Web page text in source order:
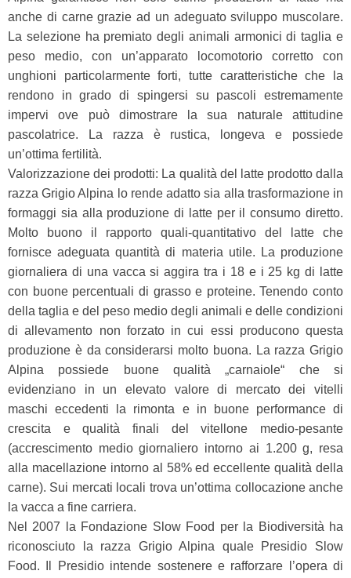
anche di carne grazie ad un adeguato sviluppo muscolare.
La selezione ha premiato degli animali armonici di taglia e
peso medio, con un’apparato locomotorio corretto con
unghioni particolarmente forti, tutte caratteristiche che la
rendono in grado di spingersi su pascoli estremamente
impervi ove può dimostrare la sua naturale attitudine
pascolatrice. La razza è rustica, longeva e possiede
un’ottima fertilità.
Valorizzazione dei prodotti: La qualità del latte prodotto dalla
razza Grigio Alpina lo rende adatto sia alla trasformazione in
formaggi sia alla produzione di latte per il consumo diretto.
Molto buono il rapporto quali-quantitativo del latte che
fornisce adeguata quantità di materia utile. La produzione
giornaliera di una vacca si aggira tra i 18 e i 25 kg di latte
con buone percentuali di grasso e proteine. Tenendo conto
della taglia e del peso medio degli animali e delle condizioni
di allevamento non forzato in cui essi producono questa
produzione è da considerarsi molto buona. La razza Grigio
Alpina possiede buone qualità „carnaiole“ che si
evidenziano in un elevato valore di mercato dei vitelli
maschi eccedenti la rimonta e in buone performance di
crescita e qualità finali del vitellone medio-pesante
(accrescimento medio giornaliero intorno ai 1.200 g, resa
alla macellazione intorno al 58% ed eccellente qualità della
carne). Sui mercati locali trova un’ottima collocazione anche
la vacca a fine carriera.
Nel 2007 la Fondazione Slow Food per la Biodiversità ha
riconosciuto la razza Grigio Alpina quale Presidio Slow
Food. Il Presidio intende sostenere e rafforzare l’opera di